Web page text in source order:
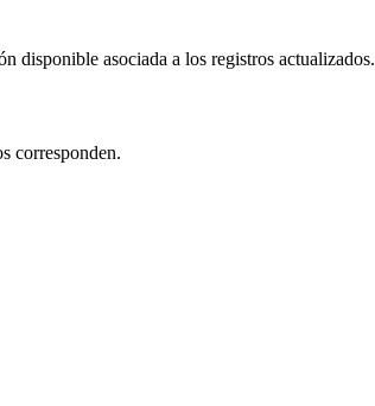
disponible asociada a los registros actualizados.
corresponden.